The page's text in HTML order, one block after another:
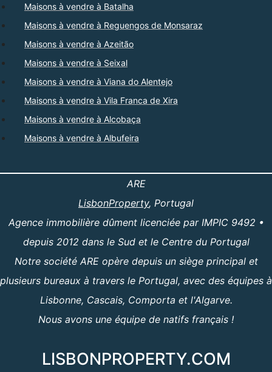
Maisons à vendre à Batalha
Maisons à vendre à Reguengos de Monsaraz
Maisons à vendre à Azeitão
Maisons à vendre à Seixal
Maisons à vendre à Viana do Alentejo
Maisons à vendre à Vila Franca de Xira
Maisons à vendre à Alcobaça
Maisons à vendre à Albufeira
ARE
LisbonProperty, Portugal
Agence immobilière dûment licenciée par IMPIC 9492 •
depuis 2012 dans le Sud et le Centre du Portugal
Notre société ARE opère depuis un siège principal et
plusieurs bureaux à travers le Portugal, avec des équipes à
Lisbonne, Cascais, Comporta et l'Algarve.
Nous avons une équipe de natifs français !
LISBONPROPERTY.COM